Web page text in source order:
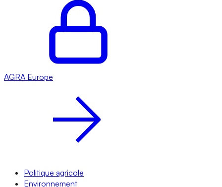
AGRA Europe
Politique agricole
Environnement